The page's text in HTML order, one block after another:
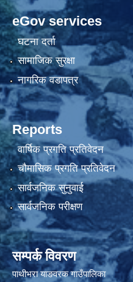
eGov services
घटना दर्ता
सामाजिक सुरक्षा
नागरिक वडापत्र
Reports
वार्षिक प्रगति प्रतिवेदन
चौमासिक प्रगति प्रतिवेदन
सार्वजनिक सुनुवाई
सार्वजनिक परीक्षण
सम्पर्क विवरण
पाथीभरा याङवरक गाउँपालिका